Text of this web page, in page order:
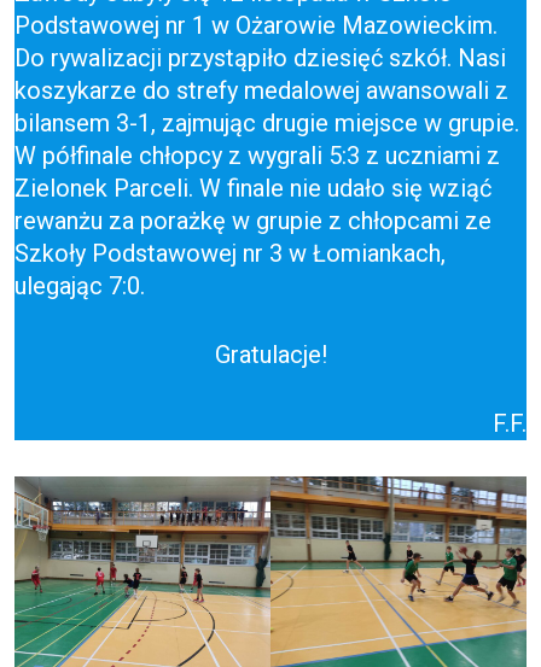
Podstawowej nr 1 w Ożarowie Mazowieckim.
Do rywalizacji przystąpiło dziesięć szkół. Nasi
koszykarze do strefy medalowej awansowali z
bilansem 3-1, zajmując drugie miejsce w grupie.
W półfinale chłopcy z wygrali 5:3 z uczniami z
Zielonek Parceli. W finale nie udało się wziąć
rewanżu za porażkę w grupie z chłopcami ze
Szkoły Podstawowej nr 3 w Łomiankach,
ulegając 7:0.
Gratulacje!
F.F.